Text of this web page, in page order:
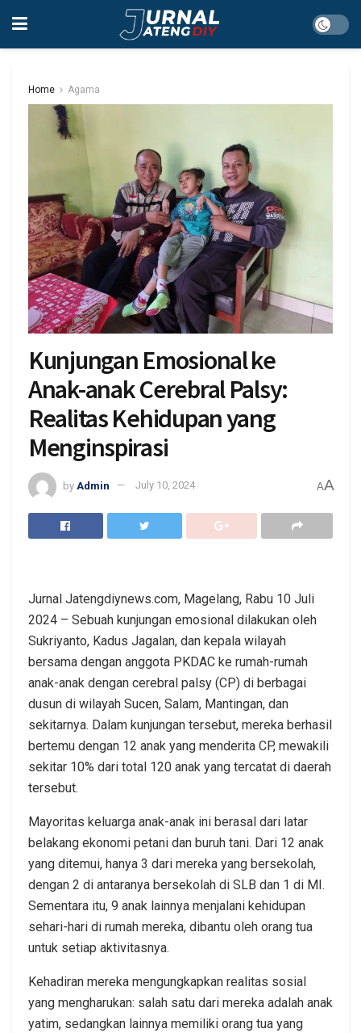
Home Agama
Kunjungan Emosional ke
Anak-anak Cerebral Palsy:
Realitas Kehidupan yang
Menginspirasi
by Admin July 10, 2024 AA
Jurnal Jatengdiynews.com, Magelang, Rabu 10 Juli
2024 – Sebuah kunjungan emosional dilakukan oleh
Sukriyanto, Kadus Jagalan, dan kepala wilayah
bersama dengan anggota PKDAC ke rumah-rumah
anak-anak dengan cerebral palsy (CP) di berbagai
dusun di wilayah Sucen, Salam, Mantingan, dan
sekitarnya. Dalam kunjungan tersebut, mereka berhasil
bertemu dengan 12 anak yang menderita CP, mewakili
sekitar 10% dari total 120 anak yang tercatat di daerah
tersebut.
Mayoritas keluarga anak-anak ini berasal dari latar
belakang ekonomi petani dan buruh tani. Dari 12 anak
yang ditemui, hanya 3 dari mereka yang bersekolah,
dengan 2 di antaranya bersekolah di SLB dan 1 di MI.
Sementara itu, 9 anak lainnya menjalani kehidupan
sehari-hari di rumah mereka, dibantu oleh orang tua
untuk setiap aktivitasnya.
Kehadiran mereka mengungkapkan realitas sosial
yang mengharukan: salah satu dari mereka adalah anak
yatim, sedangkan lainnya memiliki orang tua yang